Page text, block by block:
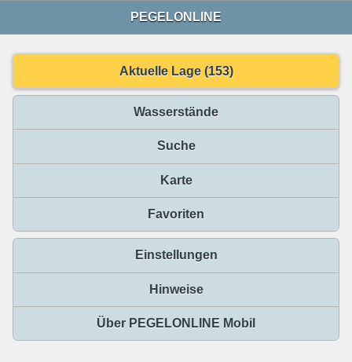
PEGELONLINE
Aktuelle Lage (153)
Wasserstände
Suche
Karte
Favoriten
Einstellungen
Hinweise
Über PEGELONLINE Mobil